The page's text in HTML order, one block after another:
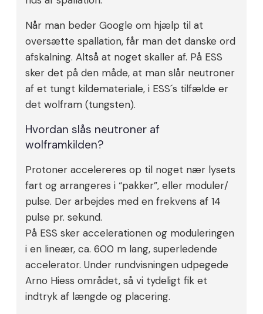
Når man beder Google om hjælp til at
oversætte spallation, får man det danske ord
afskalning. Altså at noget skaller af. På ESS
sker det på den måde, at man slår neutroner
af et tungt kildemateriale, i ESS´s tilfælde er
det wolfram (tungsten).
Hvordan slås neutroner af
wolframkilden?
Protoner accelereres op til noget nær lysets
fart og arrangeres i “pakker”, eller moduler/
pulse. Der arbejdes med en frekvens af 14
pulse pr. sekund.
På ESS sker accelerationen og moduleringen
i en lineær, ca. 600 m lang, superledende
accelerator. Under rundvisningen udpegede
Arno Hiess området, så vi tydeligt fik et
indtryk af længde og placering.